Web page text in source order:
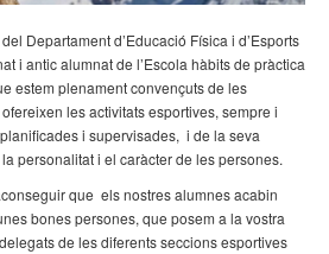
Departament d’Educació Física i d’Esports
i antic alumnat de l’Escola hàbits de pràctica
estem plenament convençuts de les
les activitats esportives, sempre i
i supervisades, i de la seva
personalitat i el caràcter de les persones.
que els nostres alumnes acabin
bones persones, que posem a la vostra
de les diferents seccions esportives